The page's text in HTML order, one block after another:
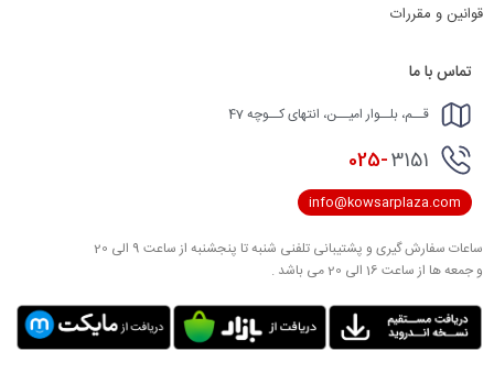
قوانین و مقررات
تماس با ما
قــم، بلــوار امیــن، انتهای کــوچه 47
025-3151
info@kowsarplaza.com
ساعات سفارش گیری و پشتیبانی تلفنی شنبه تا پنجشنبه از ساعت 9 الی 20
و جمعه ها از ساعت 16 الی 20 می باشد .